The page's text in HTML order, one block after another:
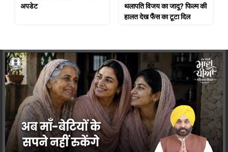
अपडेट
थलापति विजय का जादू? फिल्म की
हालत देख फैंस का टूटा दिल